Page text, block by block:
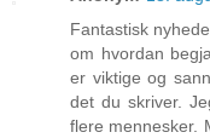
Fantastisk
om hvordan
er viktige og
det du skriver.
flere mennesker.